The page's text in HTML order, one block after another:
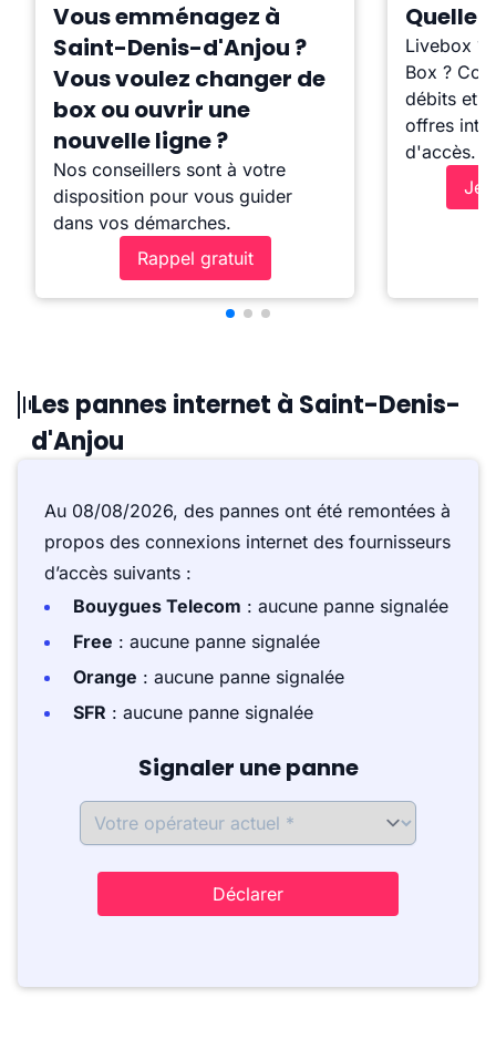
Vous emménagez à
Saint-Denis-d'Anjou ?
Vous voulez changer de
box ou ouvrir une
nouvelle ligne ?
Nos conseillers sont à votre
disposition pour vous guider
dans vos démarches.
Rappel gratuit
Quelle
Livebox ?
Box ?
débits et
offres
d'accès.
Je
Les pannes internet à Saint-Denis-
d'Anjou
Au 08/08/2026, des pannes ont été remontées à
propos des connexions internet des fournisseurs
d’accès suivants :
Bouygues Telecom : aucune panne signalée
Free : aucune panne signalée
Orange : aucune panne signalée
SFR : aucune panne signalée
Signaler une panne
Déclarer